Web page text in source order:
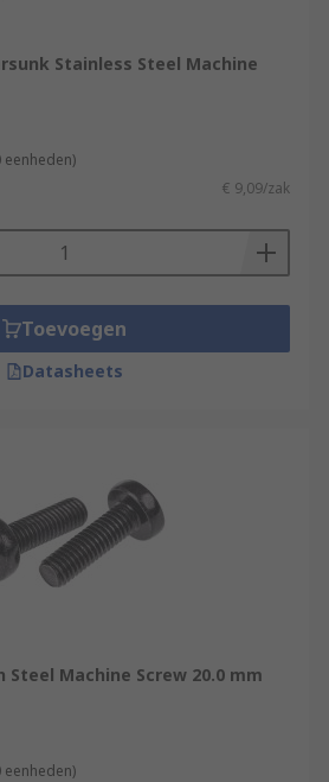
Stainless Steel Machine
eenheden)
€ 9,09/zak
Toevoegen
Datasheets
Steel Machine Screw 20.0 mm
eenheden)